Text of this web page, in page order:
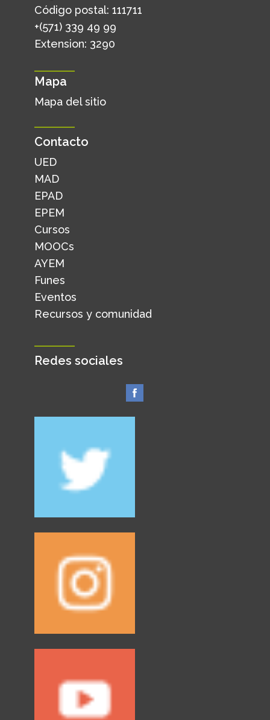
Código postal: 111711
+(571) 339 49 99
Extension: 3290
Mapa
Mapa del sitio
Contacto
UED
MAD
EPAD
EPEM
Cursos
MOOCs
AYEM
Funes
Eventos
Recursos y comunidad
Redes sociales